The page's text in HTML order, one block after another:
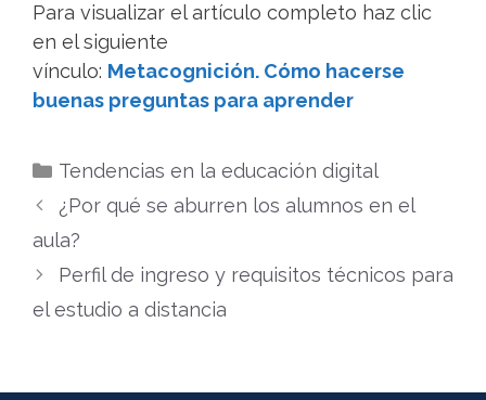
Para visualizar el artículo completo haz clic
en el siguiente
vínculo: Metacognición. Cómo hacerse
buenas preguntas para aprender
Categorías
Tendencias en la educación digital
¿Por qué se aburren los alumnos en el
aula?
Perfil de ingreso y requisitos técnicos para
el estudio a distancia